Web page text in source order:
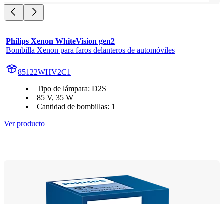
Philips Xenon WhiteVision gen2
Bombilla Xenon para faros delanteros de automóviles
85122WHV2C1
Tipo de lámpara: D2S
85 V, 35 W
Cantidad de bombillas: 1
Ver producto